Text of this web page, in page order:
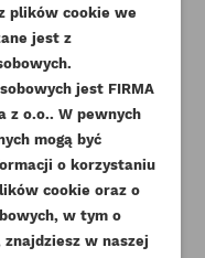
nową listę życzeń
Utwórz listę życzeń
produkty na
Zaloguj się
POMPA OLEJU AB AK
AM MAGURO
4132F056-MG
Dostępny
plików cookie we
jest z
jest FIRMA
z o.o.. W pewnych
mogą być
o korzystaniu
cookie oraz o
w tym o
znajdziesz w naszej